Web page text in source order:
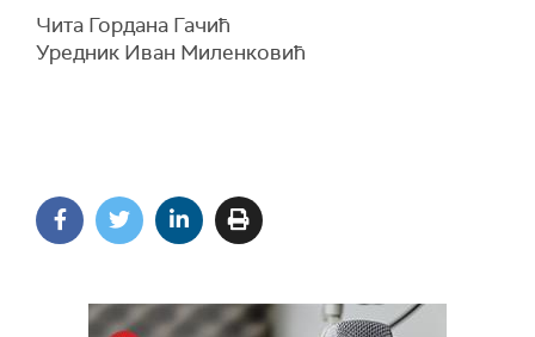
Чита Гордана Гачић
Уредник Иван Миленковић